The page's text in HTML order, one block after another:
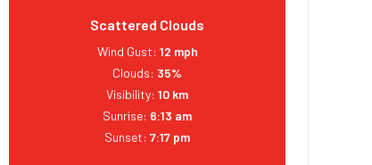
Scattered Clouds
Wind Gust: 12 mph
Clouds: 35%
Visibility: 10 km
Sunrise: 6:13 am
Sunset: 7:17 pm